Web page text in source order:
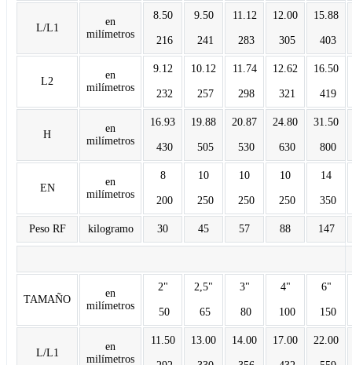
L/L1
en
milímetros
8.50
216
9.50
241
11.12
283
12.00
305
15.88
403
L2
en
milímetros
9.12
232
10.12
257
11.74
298
12.62
321
16.50
419
H
en
milímetros
16.93
430
19.88
505
20.87
530
24.80
630
31.50
800
EN
en
milímetros
8
200
10
250
10
250
10
250
14
350
Peso RF kilogramo 30 45 57 88 147
TAMAÑO
en
milímetros
2"
50
2,5"
65
3"
80
4"
100
6"
150
L/L1
en
milímetros
11.50 13.00 14.00 17.00 22.00